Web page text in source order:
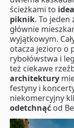
ścieżkami to
piknik. To
głównie
wyjątkowym.
otacza jezioro o
rybołówstwa i
też ciekawe
architektury
festyny i
niekomercyjny
odetchnąć od